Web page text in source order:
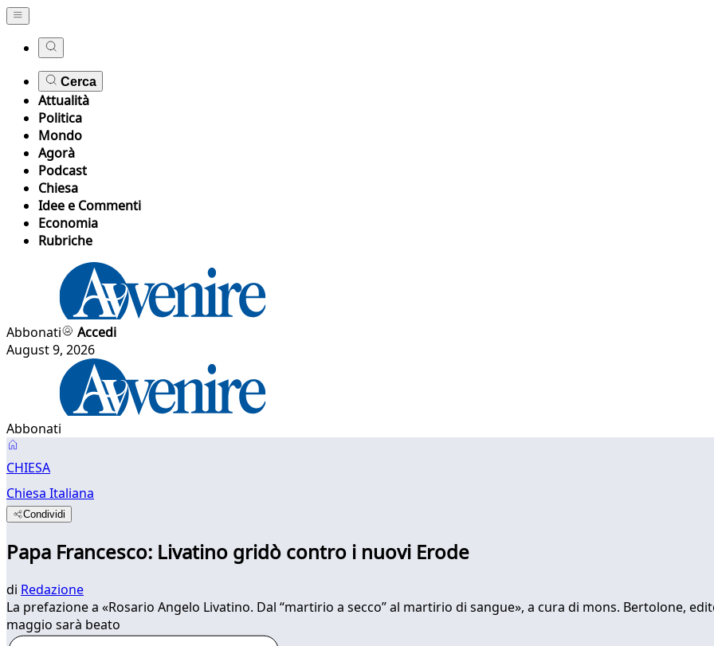
Cerca
Attualità
Politica
Mondo
Agorà
Podcast
Chiesa
Idee e Commenti
Economia
Rubriche
Abbonati
Accedi
August 9, 2026
Abbonati
CHIESA
Chiesa Italiana
Condividi
Papa Francesco: Livatino gridò contro i nuovi Erode
di Redazione
La prefazione a «Rosario Angelo Livatino. Dal “martirio a secco” al martirio di sangue», a cura di mons. Bertolone,
maggio sarà beato